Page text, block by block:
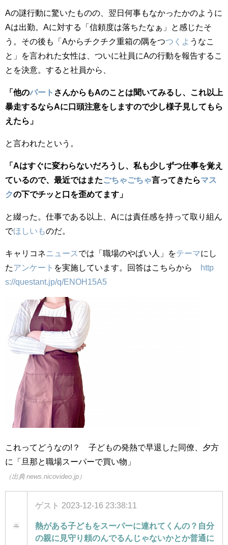
Aの謎行動に驚いたものの、翌日何事もなかったかのように
Aは出勤。Aに対する「信頼度は落ちたなぁ」と感じたそ
う。その後も「Aからチクチク重箱の隅をつつくよ うなこ
と」を言われた女性は、ついに社員にAの行動を報告するこ
とを決意。すると社員から、
「他のパート さんからもAのことは聞いてみるし、これ以上
暴走するならAに口頭注意をしますので少し様子見してもら
えたら」
と言われたという。
「Aはすぐに変わらないだろうし、私も少しずつ仕事を覚え
ているので、最近ではまたごちゃごちゃ言ってきたらマス
クの下でチッと口を歪めてます」
と綴った。仕事である以上、Aには責任感を持って取り組ん
でほしいものだ。
キャリコネ ニュース では「職場のやばい人」をテーマにし
たアンケート を実施しています。回答はこちらから http
s://questant.jp/q/ENOH15A5
これってどうなの!？ 子どもの発熱で早退した同僚、夕方
に「旦那と職場スーパーで買い物」
（出典 news.nicovideo.jp）
ゲスト 2023-12-16 23:38:11
熱がある子どもをスーパーに連れてくんの？自分
の親に見守り頼のんでるんじゃないかとか普通に